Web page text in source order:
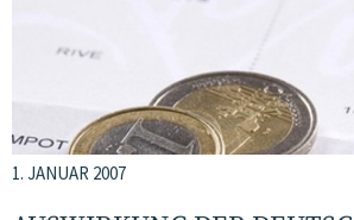
1. JANUAR 2007